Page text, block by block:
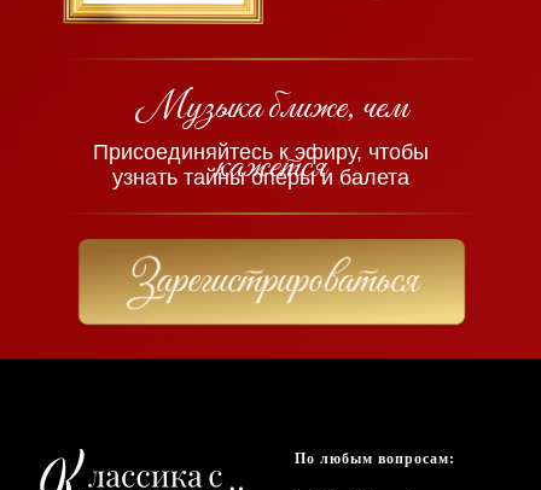
Присоединяйтесь к эфиру, чтобы
узнать тайны оперы и балета
Музыка ближе, чем
кажется
По любым вопросам: